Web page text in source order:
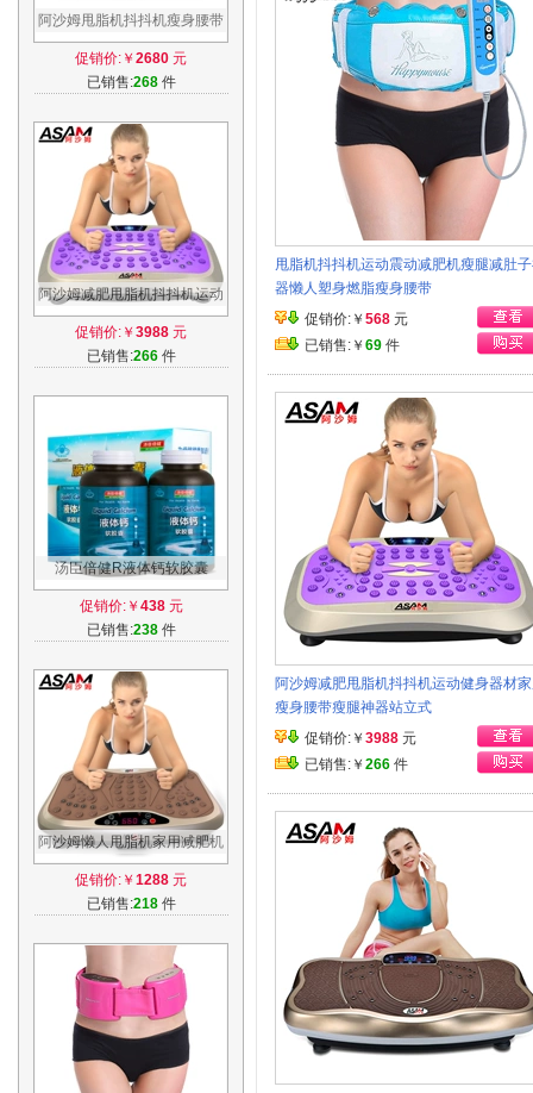
阿沙姆甩脂机抖抖机瘦身腰带
运动健身器材家用减肥机瘦腰
瘦腿神器
促销价:￥ 2680 元
已销售:268件
阿沙姆减肥甩脂机抖抖机运动
健身器材家用瘦身腰带瘦腿神
器站立式
促销价:￥ 3988 元
已销售:266件
汤臣倍健R液体钙软胶囊
1000mg/粒*200粒/瓶*2瓶
促销价:￥ 438元
已销售:238件
阿沙姆懒人甩脂机家用减肥机
正品运动器材瘦腿神器瘦身震
动抖抖机
促销价:￥ 1288 元
已销售:218件
甩脂机抖抖机运动震动减肥机瘦腿减肚
器懒人塑身燃脂瘦身腰带
促销价:￥ 568 元
已销售:￥ 69 件
阿沙姆减肥甩脂机抖抖机运动健身器材
瘦身腰带瘦腿神器站立式
促销价:￥ 3988 元
已销售:￥ 266 件